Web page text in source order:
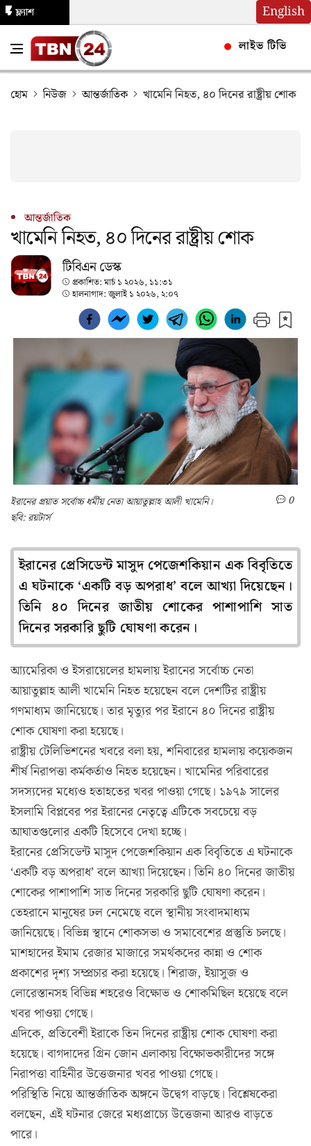
English
ফ্ল্যাশ
লাইভ টিভি
হোম নিউজ আন্তর্জাতিক খামেনি নিহত, ৪০ দিনের রাষ্ট্রীয় শোক
আন্তর্জাতিক
খামেনি নিহত, ৪০ দিনের রাষ্ট্রীয় শোক
টিবিএন ডেস্ক
প্রকাশিত:মার্চ ১ ২০২৬, ১১:৩১
হালনাগাদ:জুলাই ১ ২০২৬, ২:০৭
ইরানের প্রয়াত সর্বোচ্চ ধর্মীয় নেতা আয়াতুল্লাহ আলী খামেনি।
ছবি: রয়টার্স
0
ইরানের প্রেসিডেন্ট মাসুদ পেজেশকিয়ান এক বিবৃতিতে
এ ঘটনাকে ‘একটি বড় অপরাধ’ বলে আখ্যা দিয়েছেন।
তিনি ৪০ দিনের জাতীয় শোকের পাশাপাশি সাত
দিনের সরকারি ছুটি ঘোষণা করেন।
আ্যমেরিকা ও ইসরায়েলের হামলায় ইরানের সর্বোচ্চ নেতা
আয়াতুল্লাহ আলী খামেনি নিহত হয়েছেন বলে দেশটির রাষ্ট্রীয়
গণমাধ্যম জানিয়েছে। তার মৃত্যুর পর ইরানে ৪০ দিনের রাষ্ট্রীয়
শোক ঘোষণা করা হয়েছে।
রাষ্ট্রীয় টেলিভিশনের খবরে বলা হয়, শনিবারের হামলায় কয়েকজন
শীর্ষ নিরাপত্তা কর্মকর্তাও নিহত হয়েছেন। খামেনির পরিবারের
সদস্যদের মধ্যেও হতাহতের খবর পাওয়া গেছে। ১৯৭৯ সালের
ইসলামি বিপ্লবের পর ইরানের নেতৃত্বে এটিকে সবচেয়ে বড়
আঘাতগুলোর একটি হিসেবে দেখা হচ্ছে।
ইরানের প্রেসিডেন্ট মাসুদ পেজেশকিয়ান এক বিবৃতিতে এ ঘটনাকে
‘একটি বড় অপরাধ’ বলে আখ্যা দিয়েছেন। তিনি ৪০ দিনের জাতীয়
শোকের পাশাপাশি সাত দিনের সরকারি ছুটি ঘোষণা করেন।
তেহরানে মানুষের ঢল নেমেছে বলে স্থানীয় সংবাদমাধ্যম
জানিয়েছে। বিভিন্ন স্থানে শোকসভা ও সমাবেশের প্রস্তুতি চলছে।
মাশহাদের ইমাম রেজার মাজারে সমর্থকদের কান্না ও শোক
প্রকাশের দৃশ্য সম্প্রচার করা হয়েছে। শিরাজ, ইয়াসুজ ও
লোরেস্তানসহ বিভিন্ন শহরেও বিক্ষোভ ও শোকমিছিল হয়েছে বলে
খবর পাওয়া গেছে।
এদিকে, প্রতিবেশী ইরাকে তিন দিনের রাষ্ট্রীয় শোক ঘোষণা করা
হয়েছে। বাগদাদের গ্রিন জোন এলাকায় বিক্ষোভকারীদের সঙ্গে
নিরাপত্তা বাহিনীর উত্তেজনার খবর পাওয়া গেছে।
পরিস্থিতি নিয়ে আন্তর্জাতিক অঙ্গনে উদ্বেগ বাড়ছে। বিশ্লেষকেরা
বলছেন, এই ঘটনার জেরে মধ্যপ্রাচ্যে উত্তেজনা আরও বাড়তে
পারে।